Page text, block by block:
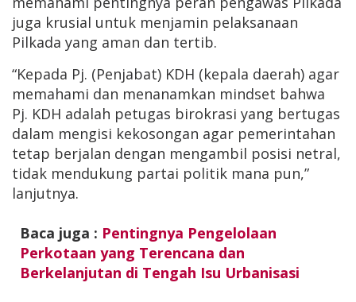
juga krusial untuk menjamin pelaksanaan
Pilkada yang aman dan tertib.
“Kepada Pj. (Penjabat) KDH (kepala daerah) agar
memahami dan menanamkan mindset bahwa
Pj. KDH adalah petugas birokrasi yang bertugas
dalam mengisi kekosongan agar pemerintahan
tetap berjalan dengan mengambil posisi netral,
tidak mendukung partai politik mana pun,”
lanjutnya.
Baca juga : Pentingnya Pengelolaan
Perkotaan yang Terencana dan
Berkelanjutan di Tengah Isu Urbanisasi